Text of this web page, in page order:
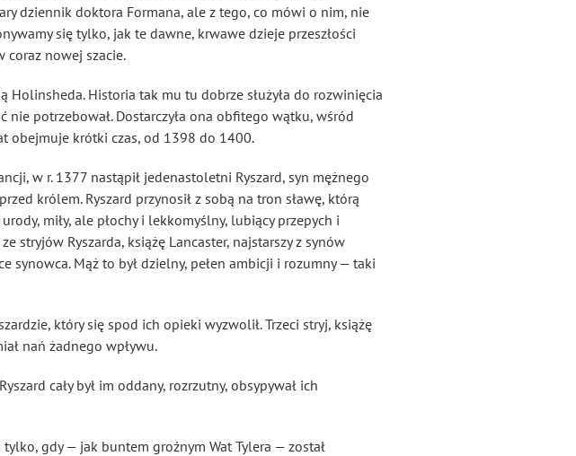
dziennik doktora Formana, ale z tego, co mówi o nim, nie
się tylko, jak te dawne, krwawe dzieje przeszłości
coraz nowej szacie.
Holinsheda. Historia tak mu tu dobrze służyła do rozwinięcia
nie potrzebował. Dostarczyła ona obfitego wątku, wśród
obejmuje krótki czas, od 1398 do 1400.
w r. 1377 nastąpił jedenastoletni Ryszard, syn mężnego
królem. Ryszard przynosił z sobą na tron sławę, którą
miły, ale płochy i lekkomyślny, lubiący przepych i
stryjów Ryszarda, książę Lancaster, najstarszy z synów
synowca. Mąż to był dzielny, pełen ambicji i rozumny — taki
który się spod ich opieki wyzwolił. Trzeci stryj, książę
nań żadnego wpływu.
cały był im oddany, rozrzutny, obsypywał ich
gdy — jak buntem groźnym Wat Tylera — został